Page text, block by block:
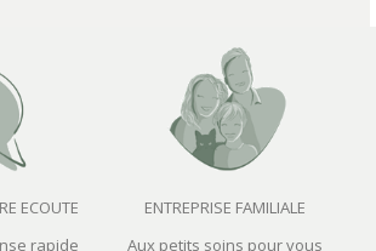
ECOUTE
rapide
ENTREPRISE FAMILIALE
Aux petits soins pour vous